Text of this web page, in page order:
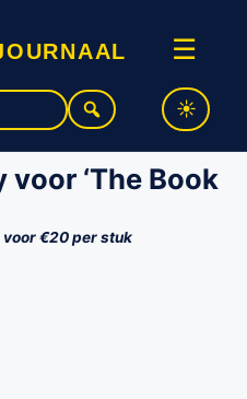
☰
‘The Book
voor €20 per stuk